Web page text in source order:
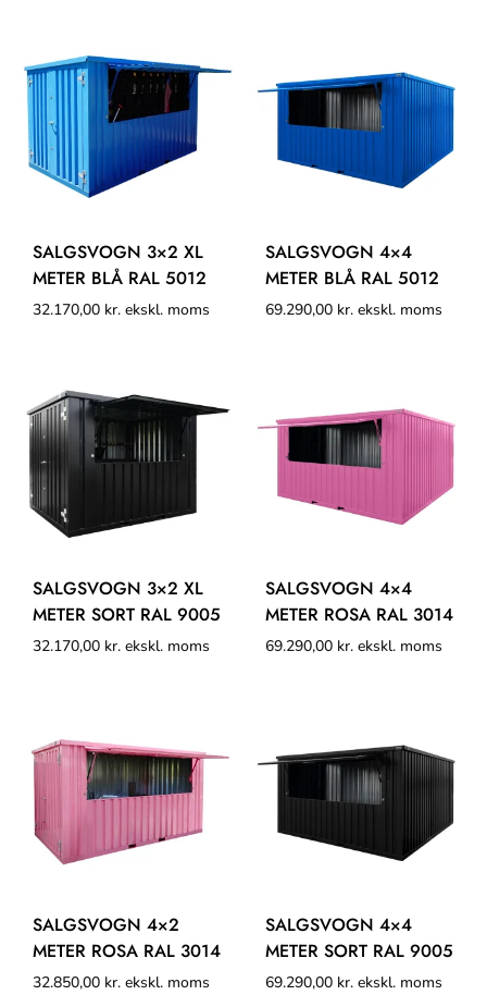
SALGSVOGN 3×2 XL
METER BLÅ RAL 5012
32.170,00 kr. ekskl. moms
SALGSVOGN 4×4
METER BLÅ RAL 5012
69.290,00 kr. ekskl. moms
SALGSVOGN 3×2 XL
METER SORT RAL 9005
32.170,00 kr. ekskl. moms
SALGSVOGN 4×4
METER ROSA RAL 3014
69.290,00 kr. ekskl. moms
SALGSVOGN 4×2
METER ROSA RAL 3014
32.850,00 kr. ekskl. moms
SALGSVOGN 4×4
METER SORT RAL 9005
69.290,00 kr. ekskl. moms